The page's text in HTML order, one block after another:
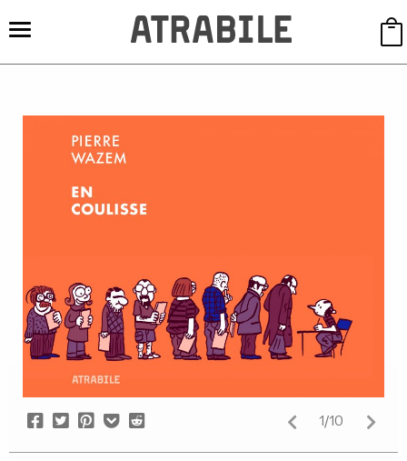
Share
on
Tweet
Pin
it
Add
to
Submit
to
1/10